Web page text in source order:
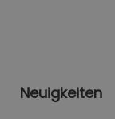
Neuigkeiten